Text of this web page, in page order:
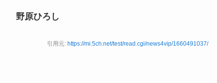
野原ひろし
引用元: https://mi.5ch.net/test/read.cgi/news4vip/1660491037/